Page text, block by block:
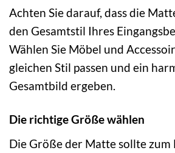
Achten Sie darauf, dass die
den Gesamtstil Ihres
Wählen Sie Möbel und
gleichen Stil passen und ein
Gesamtbild ergeben.
Die richtige Größe wählen
Die Größe der Matte sollte zum